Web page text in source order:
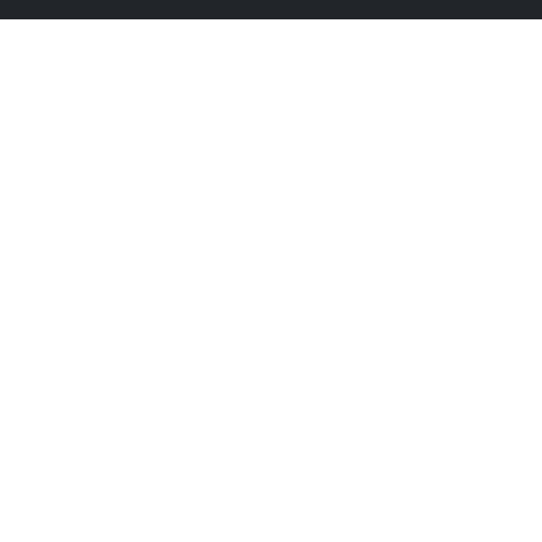
Umzug von Bad Belzig nach Koblenz